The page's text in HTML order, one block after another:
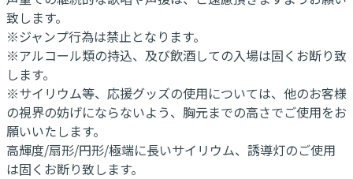
致します。
※ジャンプ行為は禁止となります。
※アルコール類の持込、及び飲酒しての入場は固くお断り致
します。
※サイリウム等、応援グッズの使用については、他のお客様
の視界の妨げにならないよう、胸元までの高さでご使用をお
願いいたします。
高輝度/扇形/円形/極端に長いサイリウム、誘導灯のご使用
は固くお断り致します。